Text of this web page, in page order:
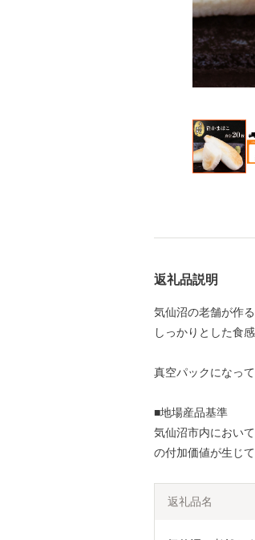
返礼品説明
気仙沼の老舗が作
しっかりとした食
真空パックになっ
■地場産品基準
気仙沼市内におい
の付加価値が生じ
返礼品名